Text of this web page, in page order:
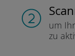
um
zu